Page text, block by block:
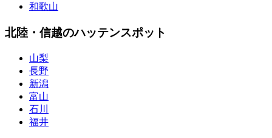
和歌山
北陸・信越のハッテンスポット
山梨
長野
新潟
富山
石川
福井